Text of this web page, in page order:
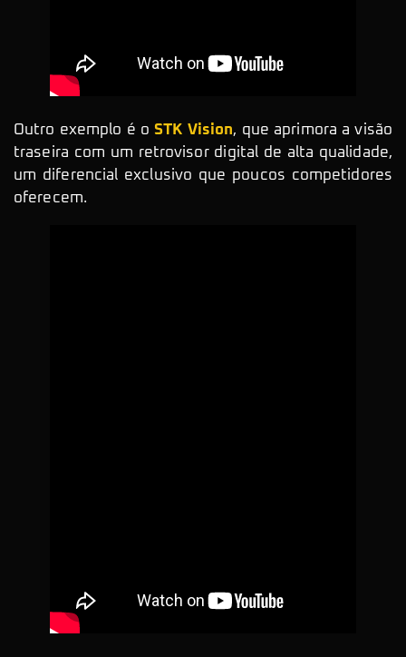
Outro exemplo é oSTK Vision, que aprimora a visão
traseira com um retrovisor digital de alta qualidade,
um diferencial exclusivo que poucos competidores
oferecem.